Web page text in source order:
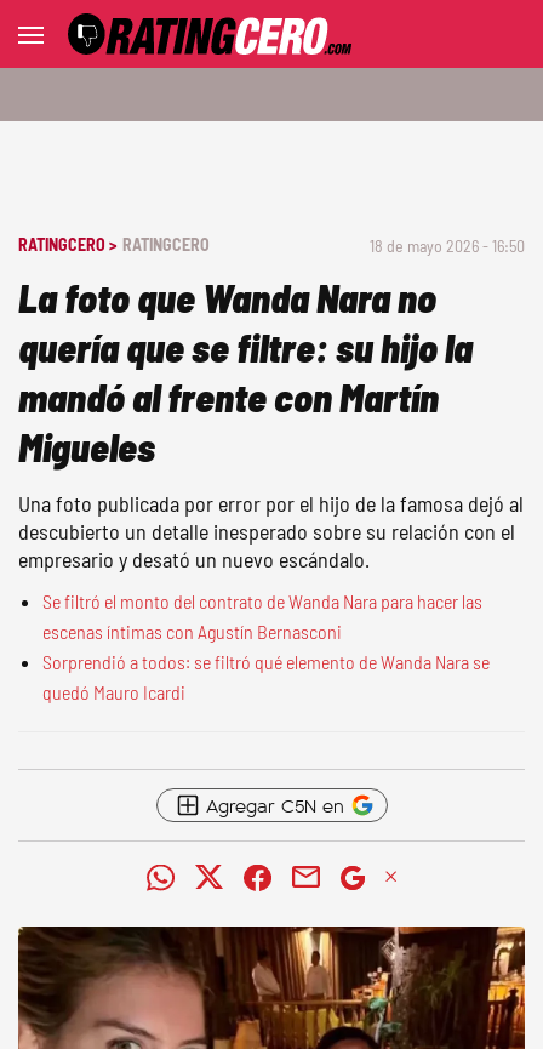
RATINGCERO > RATINGCERO 18 de mayo 2026 - 16:50
La foto que Wanda Nara no
quería que se filtre: su hijo la
mandó al frente con Martín
Migueles
Una foto publicada por error por el hijo de la famosa dejó al
descubierto un detalle inesperado sobre su relación con el
empresario y desató un nuevo escándalo.
Se filtró el monto del contrato de Wanda Nara para hacer las
escenas íntimas con Agustín Bernasconi
Sorprendió a todos: se filtró qué elemento de Wanda Nara se
quedó Mauro Icardi
Agregar C5N en